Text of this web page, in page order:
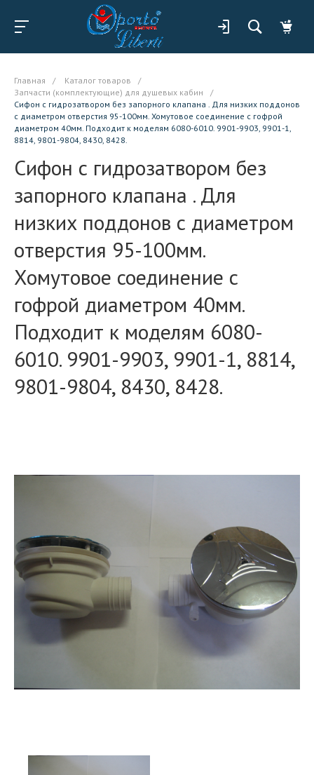
Главная / Каталог товаров
/
Запчасти (комплектующие) для душевых кабин
/
Сифон с гидрозатвором без запорного клапана . Для низких поддонов
с диаметром отверстия 95-100мм. Хомутовое соединение с гофрой
диаметром 40мм. Подходит к моделям 6080-6010. 9901-9903, 9901-1,
8814, 9801-9804, 8430, 8428.
Сифон с гидрозатвором без
запорного клапана . Для
низких поддонов с диаметром
отверстия 95-100мм.
Хомутовое соединение с
гофрой диаметром 40мм.
Подходит к моделям 6080-
6010. 9901-9903, 9901-1, 8814,
9801-9804, 8430, 8428.